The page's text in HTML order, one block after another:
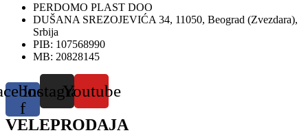
PERDOMO PLAST DOO
DUŠANA SREZOJEVIĆA 34, 11050, Beograd (Zvezdara),
Srbija
PIB: 107568990
MB: 20828145
f
InstagramYoutube
VELEPRODAJA